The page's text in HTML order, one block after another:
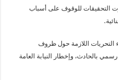
التحقيقات للوقوف على أسباب
التحريات اللازمة حول ظروف
بالحادث، وإخطار النيابة العامة